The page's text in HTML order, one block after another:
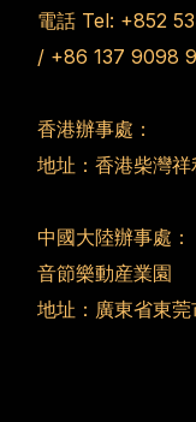
電話 Tel: +852
/ +86 137 9098
香港辦事處：
地址：香港柴灣
中國大陸辦事處：
音節樂動産業園
地址：廣東省東